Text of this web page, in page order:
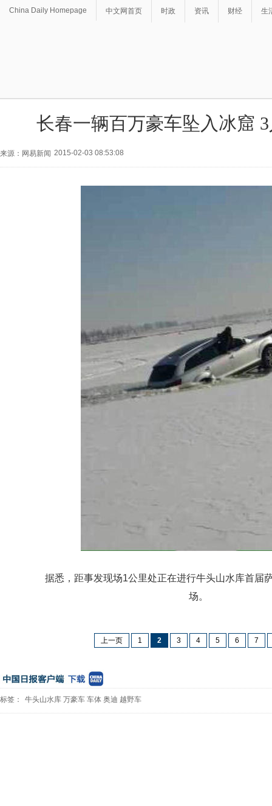
China Daily Homepage 中文网首页 时政 资讯 财经 生
长春一辆百万豪车坠入冰窟
来源：网易新闻 2015-02-03 08:53:08
据悉，距事发现场1公里处正在进行牛头山水库首届
场。
上一页 1 2 3 4 5 6 7
标签： 牛头山水库 万豪车 车体 奥迪 越野车